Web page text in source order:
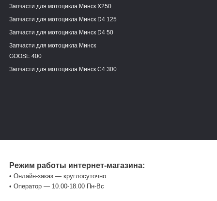
Запчасти для мотоцикла Минск X250
Запчасти для мотоцикла Минск D4 125
Запчасти для мотоцикла Минск D4 50
Запчасти для мотоцикла Минск
GOOSE 400
Запчасти для мотоцикла Минск C4 300
Режим работы интернет-магазина:
• Онлайн-заказ — круглосуточно
• Оператор — 10.00-18.00 Пн-Вс